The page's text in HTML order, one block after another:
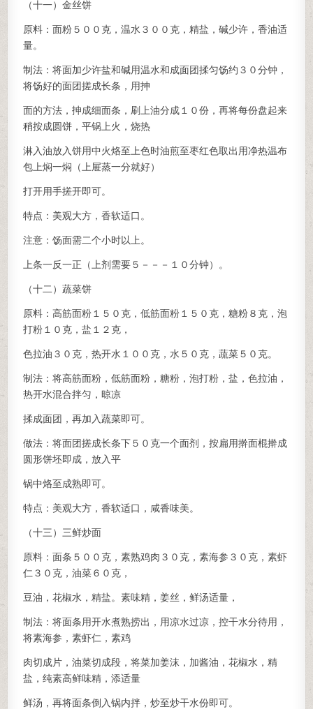
（十一）金丝饼
原料：面粉５００克，温水３００克，精盐，碱少许，香油适
量。
制法：将面加少许盐和碱用温水和成面团揉匀饧约３０分钟，
将饧好的面团搓成长条，用抻
面的方法，抻成细面条，刷上油分成１０份，再将每份盘起来
稍按成圆饼，平锅上火，烧热
淋入油放入饼用中火烙至上色时油煎至枣红色取出用净热温布
包上焖一焖（上屉蒸一分就好）
打开用手搓开即可。
特点：美观大方，香软适口。
注意：饧面需二个小时以上。
上条一反一正（上剂需要５－－－１０分钟）。
（十二）蔬菜饼
原料：高筋面粉１５０克，低筋面粉１５０克，糖粉８克，泡
打粉１０克，盐１２克，
色拉油３０克，热开水１００克，水５０克，蔬菜５０克。
制法：将高筋面粉，低筋面粉，糖粉，泡打粉，盐，色拉油，
热开水混合拌匀，晾凉
揉成面团，再加入蔬菜即可。
做法：将面团搓成长条下５０克一个面剂，按扁用擀面棍擀成
圆形饼坯即成，放入平
锅中烙至成熟即可。
特点：美观大方，香软适口，咸香味美。
（十三）三鲜炒面
原料：面条５００克，素熟鸡肉３０克，素海参３０克，素虾
仁３０克，油菜６０克，
豆油，花椒水，精盐。素味精，姜丝，鲜汤适量，
制法：将面条用开水煮熟捞出，用凉水过凉，控干水分待用，
将素海参，素虾仁，素鸡
肉切成片，油菜切成段，将菜加姜沫，加酱油，花椒水，精
盐，纯素高鲜味精，添适量
鲜汤，再将面条倒入锅内拌，炒至炒干水份即可。